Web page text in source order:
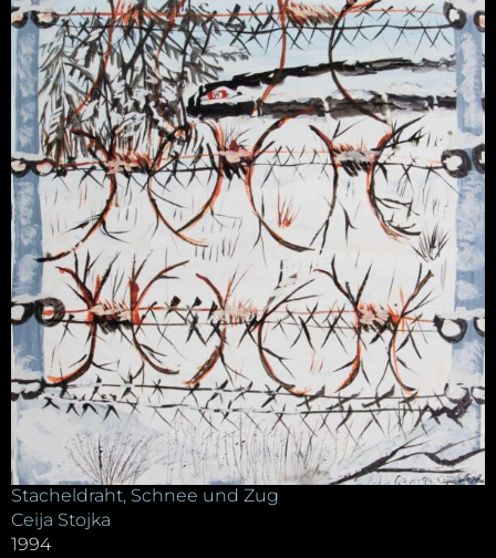
Stacheldraht, Schnee und Zug
Ceija Stojka
1994